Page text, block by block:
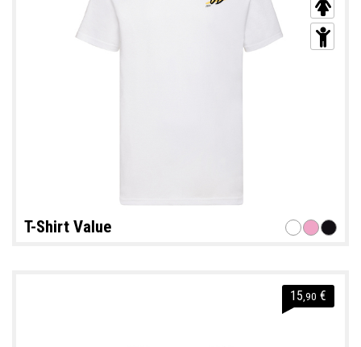
T-Shirt Value
15 ,90 €